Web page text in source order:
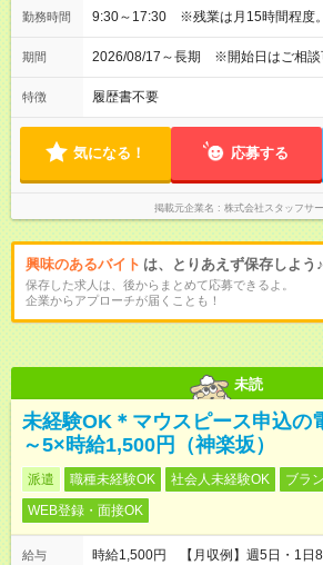
勤務時間 9:30～17:30 ※残業は月15時間程度
期間 2026/08/17～長期 ※開始日はご相
特徴 履歴書不要
気になる！ 応募する
掲載元企業名 株式会社スタッフサ
興味のあるバイト は、とりあえず保存しよう♪
保存した求人は、後からまとめて応募できるよ。
企業からアプローチが届くことも！
未読
未経験OK＊マウスピース申込の
～5×時給1,500円（神楽坂）
派遣 職種未経験OK 社会人未経験OK
ブラ
WEB登録・面接OK
給与
時給1,500円 【月収例】週5日・1日